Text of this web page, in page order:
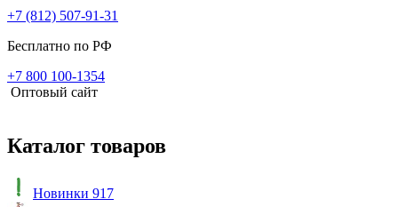
+7 (812) 507-91-31
Бесплатно по РФ
+7 800 100-1354
Оптовый сайт
Каталог товаров
Новинки 917